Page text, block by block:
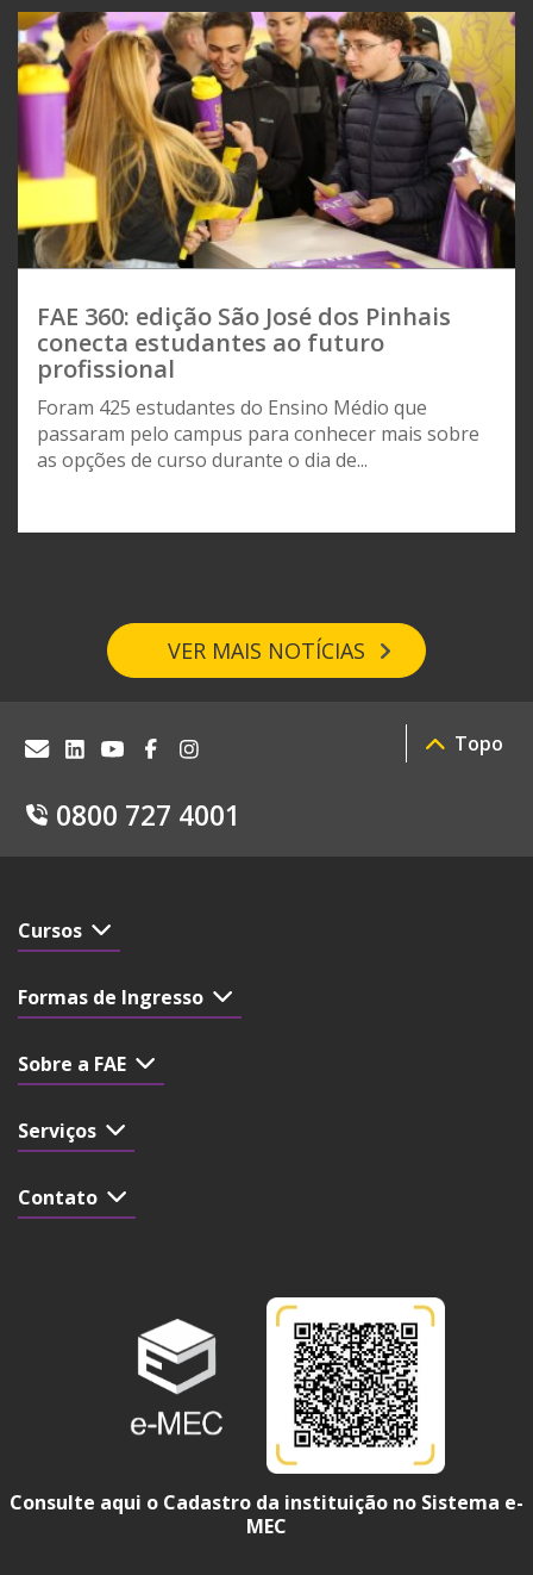
FAE 360: edição São José dos Pinhais
conecta estudantes ao futuro
profissional
Foram 425 estudantes do Ensino Médio que
passaram pelo campus para conhecer mais sobre
as opções de curso durante o dia de...
VER MAIS NOTÍCIAS
0800 727 4001
Topo
Cursos
Formas de Ingresso
Sobre a FAE
Serviços
Contato
Consulte aqui o Cadastro da instituição no Sistema e-
MEC